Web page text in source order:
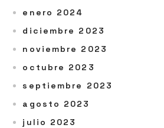
enero 2024
diciembre 2023
noviembre 2023
octubre 2023
septiembre 2023
agosto 2023
julio 2023